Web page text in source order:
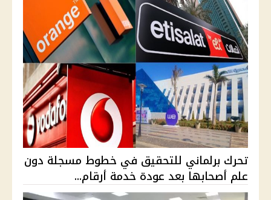
تحرك برلماني للتحقيق في خطوط مسجلة دون
علم أصحابها بعد عودة خدمة أرقام...